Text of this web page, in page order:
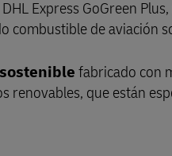
Express GoGreen
combustible de aviación
fabricado con
renovables, que están